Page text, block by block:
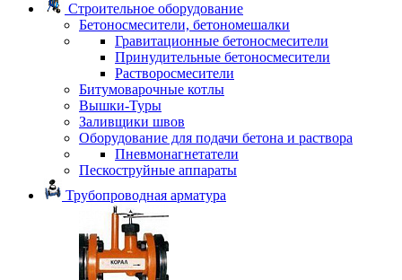
Строительное оборудование
Бетоносмесители, бетономешалки
Гравитационные бетоносмесители
Принудительные бетоносмесители
Растворосмесители
Битумоварочные котлы
Вышки-Туры
Заливщики швов
Оборудование для подачи бетона и раствора
Пневмонагнетатели
Пескоструйные аппараты
Трубопроводная арматура